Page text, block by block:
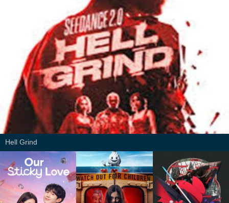
Hell Grind